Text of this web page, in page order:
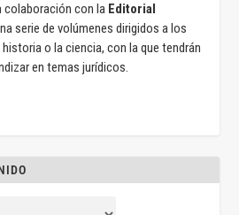
colaboración con la Editorial
serie de volúmenes dirigidos a los
o la ciencia, con la que tendrán
en temas jurídicos.